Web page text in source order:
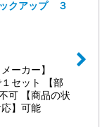
クアップ ３
メーカー】
セット 【部
【商品の状
】可能